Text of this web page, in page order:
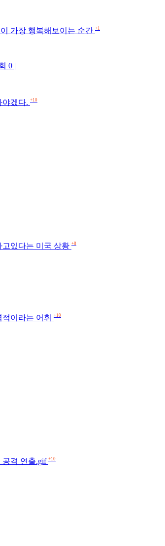
가장 행복해보이는 순간 +1
0 |
야겠다. +10
있다는 미국 상황 +8
이라는 어휘 +10
공격 연출.gif +10